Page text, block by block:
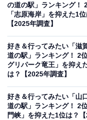
に便利だから」（20
メージがあり、食べ
思っています。野菜
園もあるので子供連
代男性／埼玉県）な
の道の駅」ランキング！
「志原海岸」を抑えた1位
【2025年調査】
好き＆行ってみたい「滋
道の駅」ランキング！ 2
グリパーク竜王」を抑え
は？【2025年調査】
好き＆行ってみたい「山
道の駅」ランキング！ 2
門峡」を抑えた1位は？